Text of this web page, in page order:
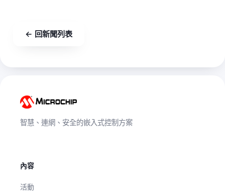
← 回新聞列表
智慧、連網、安全的嵌入式控制方案
內容
活動